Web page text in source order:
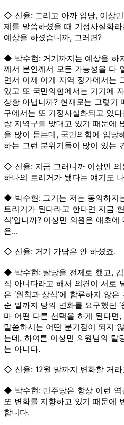
◇ 신율: 그리고 아까 입당, 이상
제를 말씀하셨을 때 기정사실화
예상을 하셨습니까, 그러면?
◆ 박수현: 거기까지는 예상을 하
께서 본인께서 모든 가능성을 다
면서 이제 이게 지역 정가에서는
있고 또 국민의힘에서는 거기에
상황 아닙니까? 현재로는 그렇기
구에서는 또 기정사실화되고 있
랑 지역구를 맞대고 있기 때문에
을 많이 듣는데, 국민의힘에 입당
하는 그런 분위기들이 많이 있는
◇ 신율: 지금 그러니까 이상민 의
하나의 트리거가 됐다는 얘기도
◆ 박수현: 그거는 저는 동의하지
트리거가 된다라고 한다면 지금
식’입니까? 이상민 의원은 애초
은...
◇ 신율: 거기 가담은 안 하셨죠.
◆ 박수현: 탈당을 전제로 했고,
직 아니다라고 해서 의견이 서로
은 ‘원칙과 상식’에 합류하지 않
순 말까지 당의 변화를 요구했던
마 어떤 다른 선택을 하게 된다면
말씀하시는 어떤 분기점이 되지
는데. 하여튼 이상민 의원님의 탈
는 아니다.
◇ 신율: 12월 말까지 변화할 거라
◆ 박수현: 민주당은 항상 이런 역
또 변화를 지향하고 있기 때문에
합니다.